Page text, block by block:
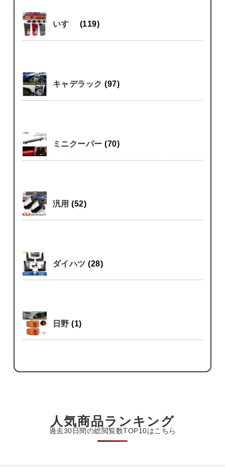
いすゞ (119)
キャデラック(97)
ミニクーパー(70)
汎用(52)
ダイハツ(28)
日野(1)
人気商品ランキング
過去30日間の総閲覧数TOP10はこちら